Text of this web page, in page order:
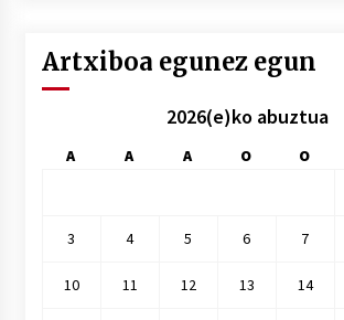
Artxiboa egunez egun
2026(e)ko abuztua
A A A O O
3 4 5 6 7
10 11 12 13 14